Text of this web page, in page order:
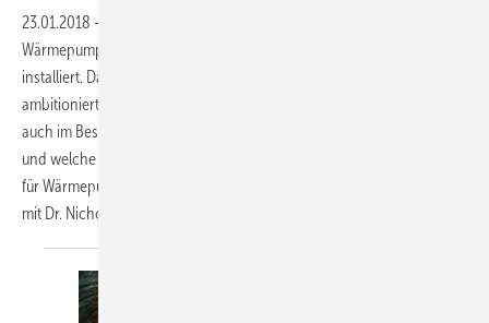
23.01.2018 -
Wärmepumpen in Deutschland werden nach wie vor im Neubau
installiert. Das alleine ist aber keine ausreichende Lösung, um die
ambitionierten Ziele zum Klimaschutz zu erreichen. Die Technik muss
auch im Bestand „salonfähig“ werden. Welche Schritte dazu nötig sind
und welche Möglichkeiten es darüber hinaus gibt, um mehr Akzeptanz
für Wärmepumpen beim Endkunden zu erreichen, darüber haben wir
mit Dr. Nicholas Matten